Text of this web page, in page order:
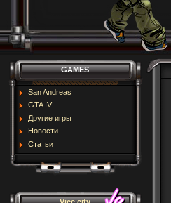
GAMES
San Andreas
GTA IV
Другие игры
Новости
Статьи